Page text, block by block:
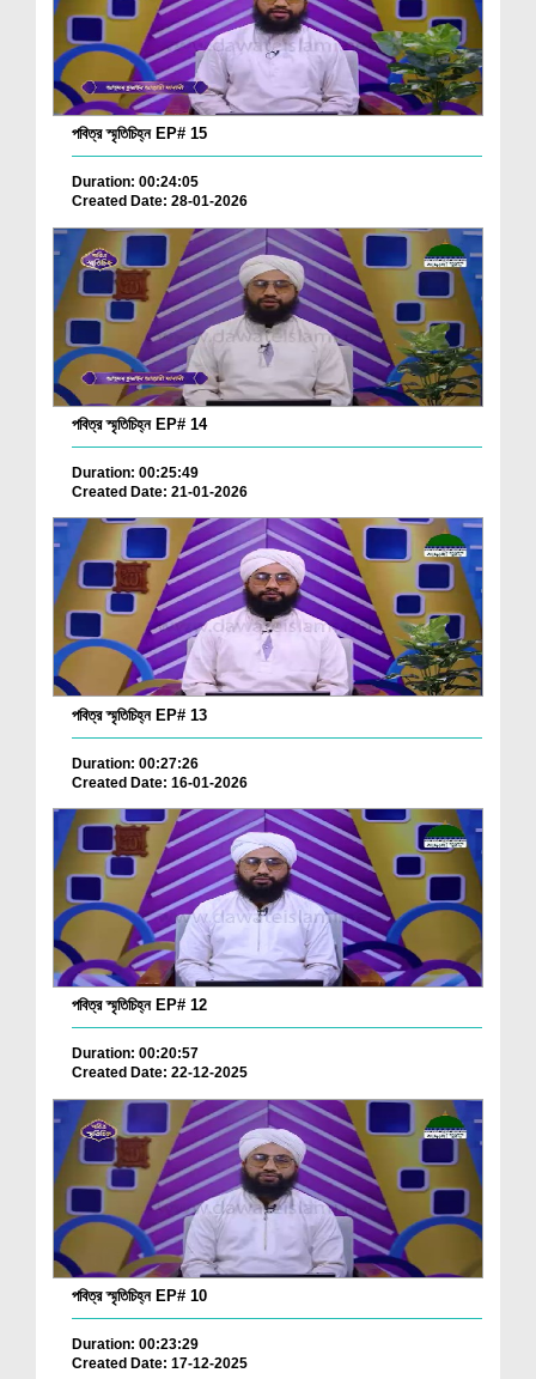
পবিত্র স্মৃতিচিহ্ন EP# 15
Duration: 00:24:05
Created Date: 28-01-2026
পবিত্র স্মৃতিচিহ্ন EP# 14
Duration: 00:25:49
Created Date: 21-01-2026
পবিত্র স্মৃতিচিহ্ন EP# 13
Duration: 00:27:26
Created Date: 16-01-2026
পবিত্র স্মৃতিচিহ্ন EP# 12
Duration: 00:20:57
Created Date: 22-12-2025
পবিত্র স্মৃতিচিহ্ন EP# 10
Duration: 00:23:29
Created Date: 17-12-2025